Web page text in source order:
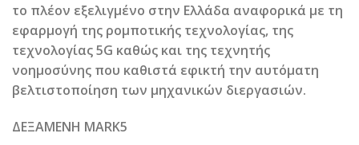
το πλέον εξελιγμένο στην Ελλάδα αναφορικά με τη
εφαρμογή της ρομποτικής τεχνολογίας, της
τεχνολογίας 5G καθώς και της τεχνητής
νοημοσύνης που καθιστά εφικτή την αυτόματη
βελτιστοποίηση των μηχανικών διεργασιών.
ΔΕΞΑΜΕΝΗ MARK5